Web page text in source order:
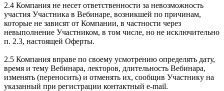
2.4 Компания не несет ответственности за невозможность
участия Участника в Вебинаре, возникшей по причинам,
которые не зависят от Компании, в частности через
невыполнение Участником, в том числе, но не исключительно
п. 2.3, настоящей Оферты.
2.5 Компания вправе по своему усмотрению определять дату,
время и тему Вебинара, лекторов, длительность Вебинара,
изменять (переносить) и отменять их, сообщив Участнику на
указанный при регистрации контактный e-mail.